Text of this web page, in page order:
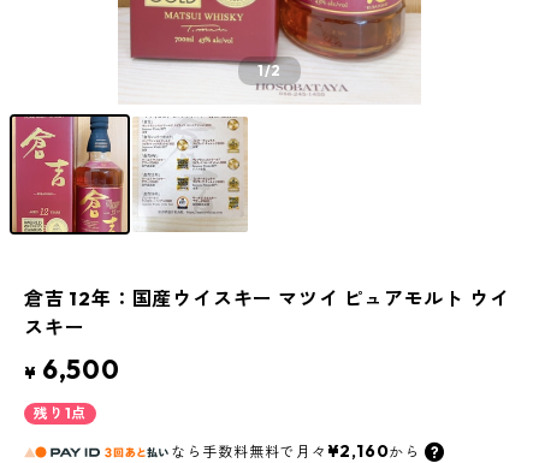
1/2
倉吉 12年：国産ウイスキー マツイ ピュアモルト ウイ
スキー
¥ 6,500
残り1点
なら 手数料無料で 月々 ¥2,160から